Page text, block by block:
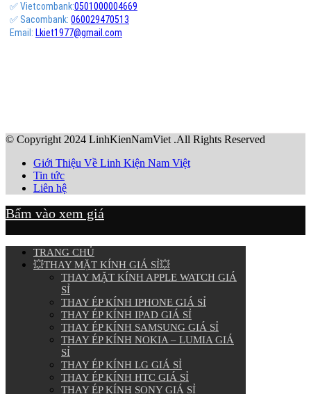
✅ Vietcombank:0501000004669
✅ Sacombank: 060029470513
Email: Lkiet1977@gmail.com
© Copyright 2024 LinhKienNamViet .All Rights Reserved
Giới Thiệu Về Linh Kiện Nam Việt
Tin tức
Liên hệ
Bấm vào xem giá
TRANG CHỦ
💥THAY MẶT KÍNH GIÁ SỈ💥
THAY MẶT KÍNH APPLE WATCH GIÁ
SỈ
THAY ÉP KÍNH IPHONE GIÁ SỈ
THAY ÉP KÍNH IPAD GIÁ SỈ
THAY ÉP KÍNH SAMSUNG GIÁ SỈ
THAY ÉP KÍNH NOKIA – LUMIA GIÁ
SỈ
THAY ÉP KÍNH LG GIÁ SỈ
THAY ÉP KÍNH HTC GIÁ SỈ
THAY ÉP KÍNH SONY GIÁ SỈ